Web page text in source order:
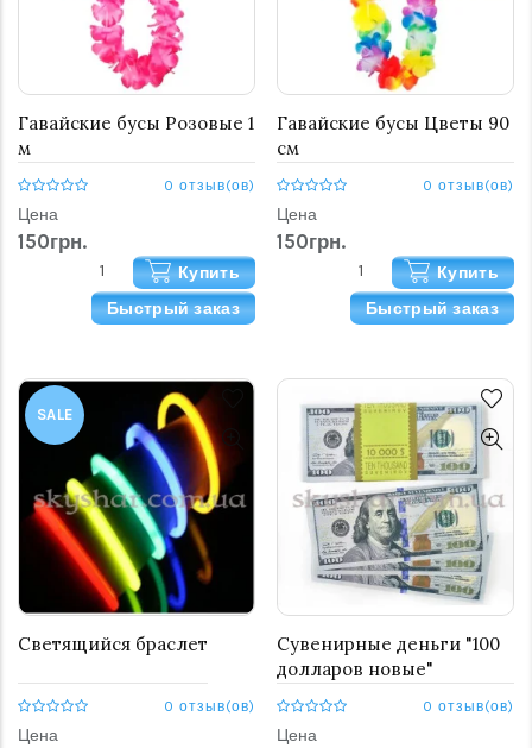
Гавайские бусы Розовые 1
м
0 отзыв(ов)
Цена
150грн.
Купить
Быстрый заказ
Гавайские бусы Цветы 90
см
0 отзыв(ов)
Цена
150грн.
Купить
Быстрый заказ
SALE
Светящийся браслет
0 отзыв(ов)
Цена
Сувенирные деньги "100
долларов новые"
0 отзыв(ов)
Цена